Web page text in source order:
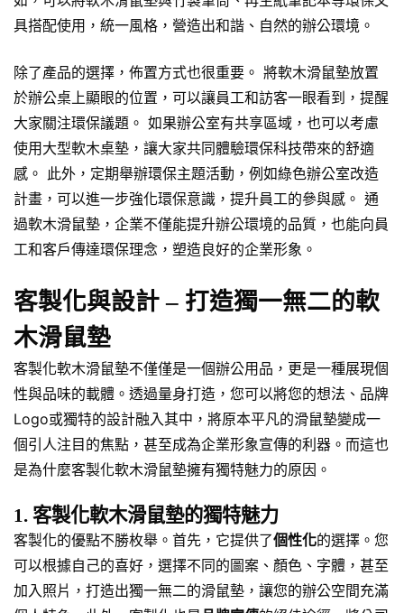
具搭配使用，統一風格，營造出和諧、自然的辦公環境。
除了產品的選擇，佈置方式也很重要。 將軟木滑鼠墊放置
於辦公桌上顯眼的位置，可以讓員工和訪客一眼看到，提醒
大家關注環保議題。 如果辦公室有共享區域，也可以考慮
使用大型軟木桌墊，讓大家共同體驗環保科技帶來的舒適
感。 此外，定期舉辦環保主題活動，例如綠色辦公室改造
計畫，可以進一步強化環保意識，提升員工的參與感。 通
過軟木滑鼠墊，企業不僅能提升辦公環境的品質，也能向員
工和客戶傳達環保理念，塑造良好的企業形象。
客製化與設計 – 打造獨一無二的軟
木滑鼠墊
客製化軟木滑鼠墊不僅僅是一個辦公用品，更是一種展現個
性與品味的載體。透過量身打造，您可以將您的想法、品牌
Logo或獨特的設計融入其中，將原本平凡的滑鼠墊變成一
個引人注目的焦點，甚至成為企業形象宣傳的利器。而這也
是為什麼客製化軟木滑鼠墊擁有獨特魅力的原因。
1. 客製化軟木滑鼠墊的獨特魅力
客製化的優點不勝枚舉。首先，它提供了個性化的選擇。您
可以根據自己的喜好，選擇不同的圖案、顏色、字體，甚至
加入照片，打造出獨一無二的滑鼠墊，讓您的辦公空間充滿